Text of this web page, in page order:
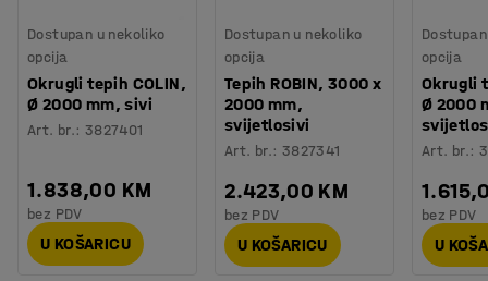
Dostupan u nekoliko
opcija
Okrugli tepih COLIN,
Ø 2000 mm, sivi
Art. br.:3827401
1.838,00 KM
bez PDV
U KOŠARICU
Dostupan u nekoliko
opcija
Tepih ROBIN, 3000 x
2000 mm,
svijetlosivi
Art. br.: 3827341
2.423,00 KM
bez PDV
U KOŠARICU
opcija
Okrugli
Ø 2000
Art. br.:
bez PDV
U